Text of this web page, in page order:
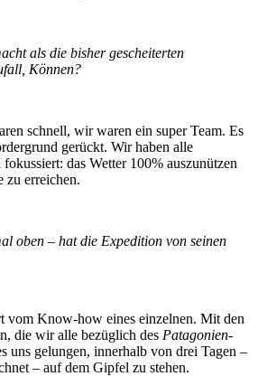
als die bisher gescheiterten
Können?
schnell, wir waren ein super Team. Es
gerückt. Wir haben alle
das Wetter 100% auszunützen
zu erreichen.
oben – hat die Expedition von seinen
vom Know-how eines einzelnen. Mit den
die wir alle bezüglich des Patagonien-
uns gelungen, innerhalb von drei Tagen –
– auf dem Gipfel zu stehen.